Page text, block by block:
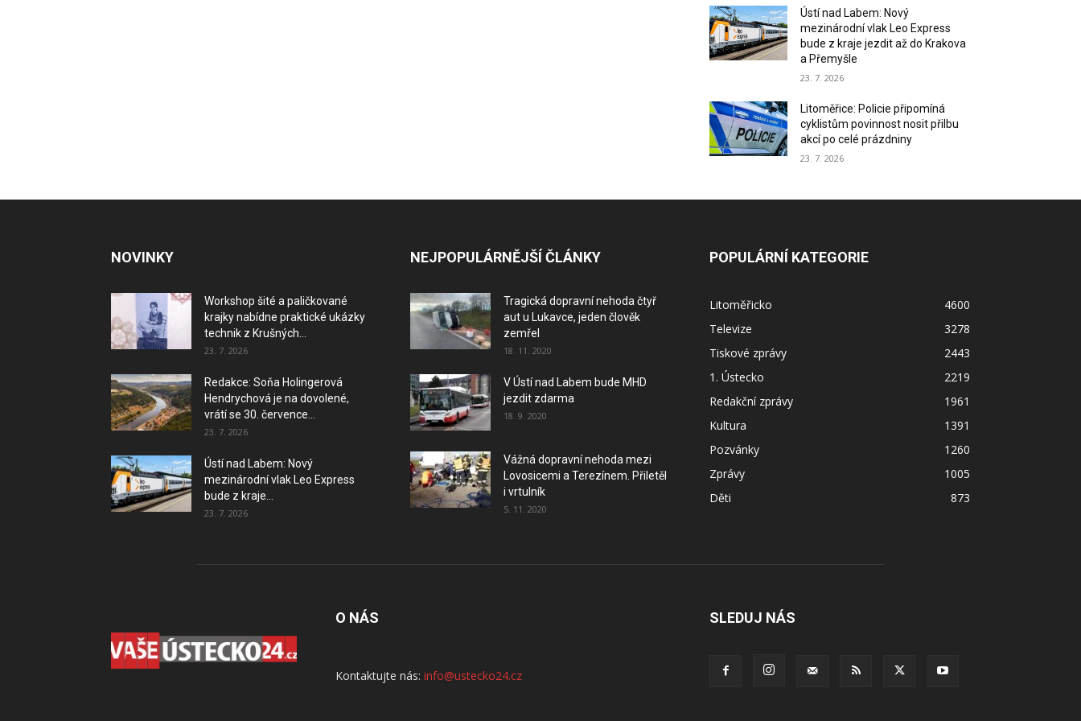
Ústí nad Labem: Nový
mezinárodní vlak Leo Express
bude z kraje jezdit až do Krakova
a Přemyšle
23. 7. 2026
Litoměřice: Policie připomíná
cyklistům povinnost nosit přilbu
akcí po celé prázdniny
23. 7. 2026
NOVINKY
Workshop šité a paličkované
krajky nabídne praktické ukázky
technik z Krušných...
23. 7. 2026
Redakce: Soňa Holingerová
Hendrychová je na dovolené,
vrátí se 30. července...
23. 7. 2026
Ústí nad Labem: Nový
mezinárodní vlak Leo Express
bude z kraje...
23. 7. 2026
NEJPOPULÁRNĚJŠÍ ČLÁNKY
Tragická dopravní nehoda čtyř
aut u Lukavce, jeden člověk
zemřel
18. 11. 2020
V Ústí nad Labem bude MHD
jezdit zdarma
18. 9. 2020
Vážná dopravní nehoda mezi
Lovosicemi a Terezínem. Přiletěl
i vrtulník
5. 11. 2020
POPULÁRNÍ KATEGORIE
Litoměřicko
4600
Televize
3278
Tiskové zprávy
2443
1. Ústecko
2219
Redakční zprávy
1961
Kultura
1391
Pozvánky
1260
Zprávy
1005
Děti
873
O NÁS
Kontaktujte nás: info@ustecko24.cz
SLEDUJ NÁS